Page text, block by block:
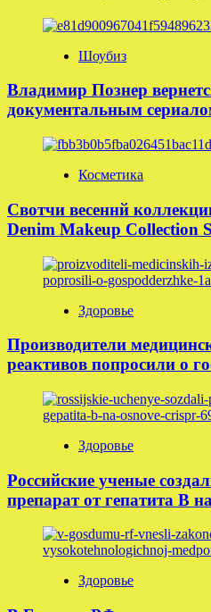
Шоубиз
Владимир Познер
документальным
Косметика
Свотчи весеннй
Denim Makeup Collection
Здоровье
Производители
реактивов попросили о
Здоровье
Российские ученые
препарат от гепатита B
Здоровье